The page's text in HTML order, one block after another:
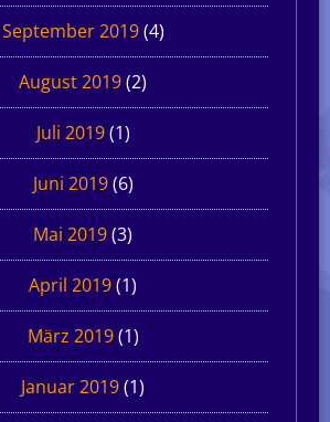
September 2019(4)
August 2019(2)
Juli 2019(1)
Juni 2019(6)
Mai 2019(3)
April 2019(1)
März 2019(1)
Januar 2019(1)